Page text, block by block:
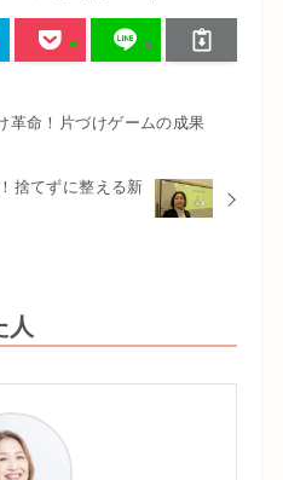
革命！片づけゲームの成果
捨てずに整える新
人